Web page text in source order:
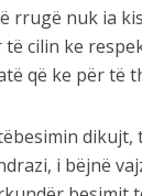
rrugë nuk ia
cilin ke
që ke për të
dikujt,
i bëjnë